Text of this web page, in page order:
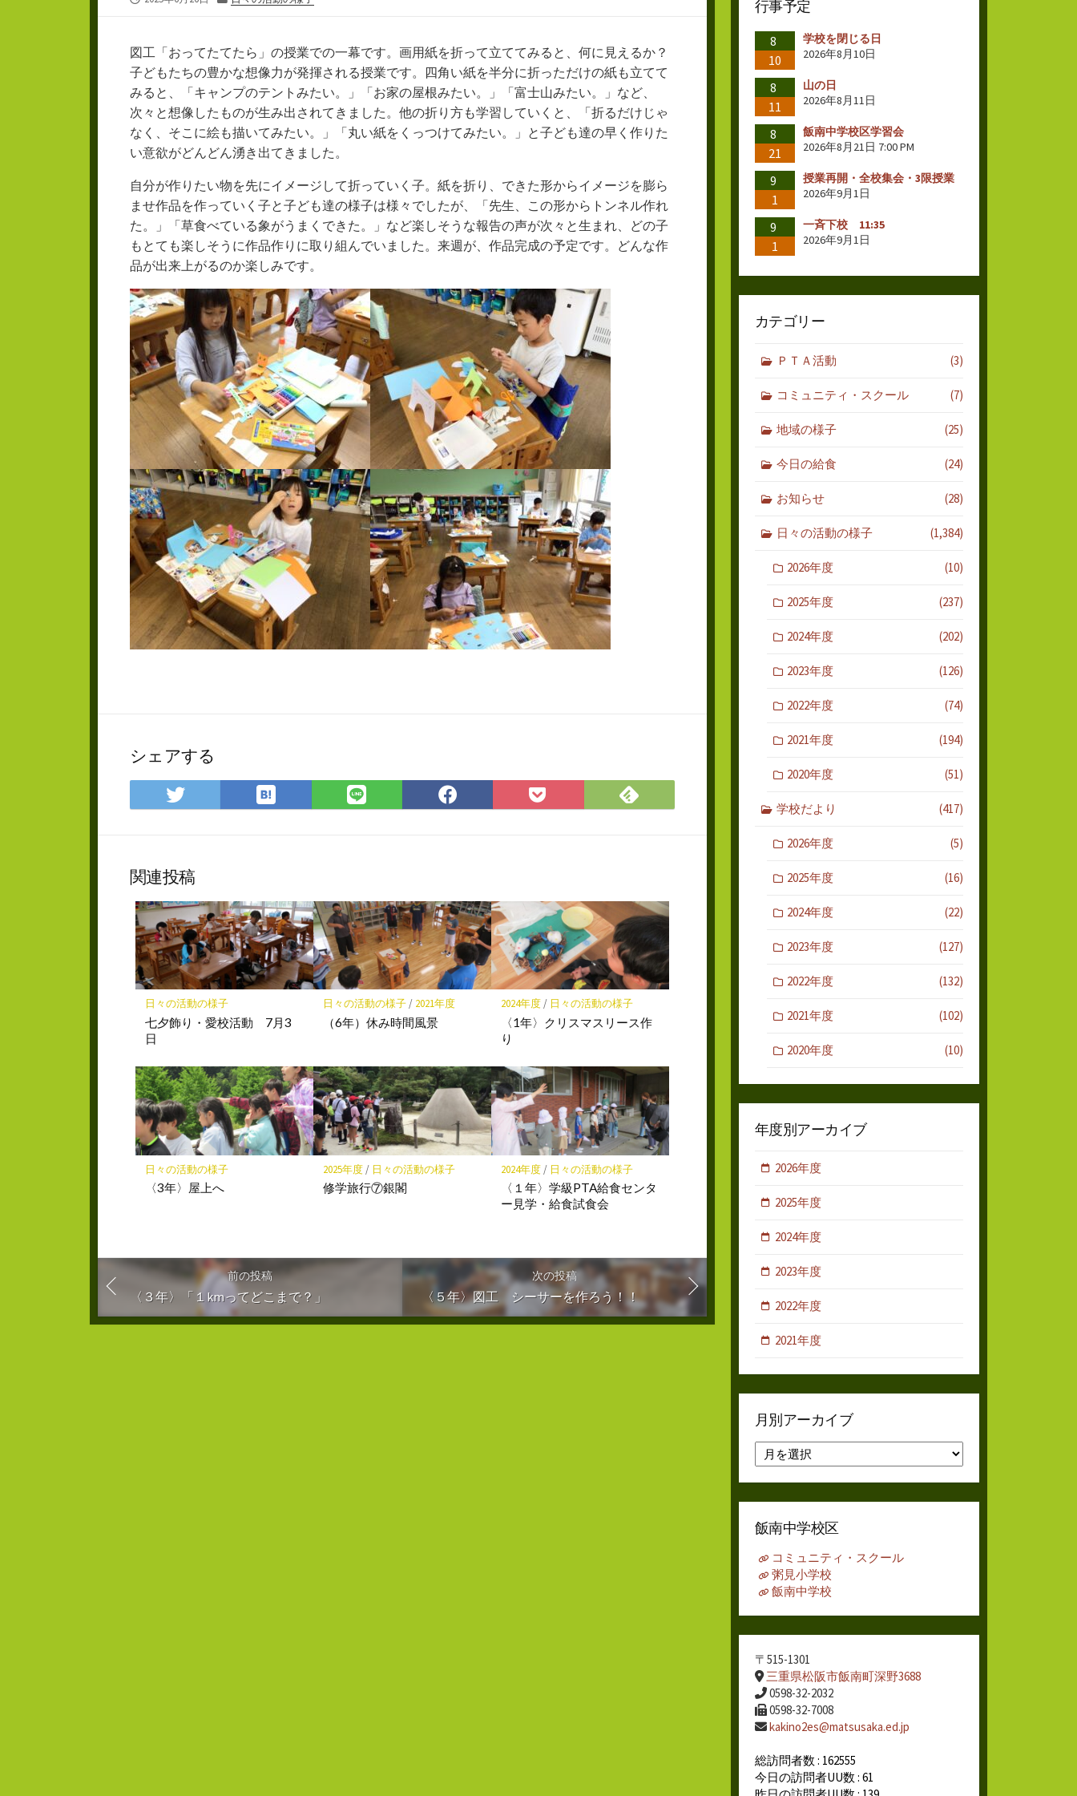
リ
ー
図工「おってたてたら」の授業での一幕です。画用紙を折って立ててみると、何に見えるか？
子どもたちの豊かな想像力が発揮される授業です。四角い紙を半分に折っただけの紙も立てて
みると、「キャンプのテントみたい。」「お家の屋根みたい。」「富士山みたい。」など、
次々と想像したものが生み出されてきました。他の折り方も学習していくと、「折るだけじゃ
なく、そこに絵も描いてみたい。」「丸い紙をくっつけてみたい。」と子ども達の早く作りた
い意欲がどんどん湧き出てきました。
自分が作りたい物を先にイメージして折っていく子。紙を折り、できた形からイメージを膨ら
ませ作品を作っていく子と子ども達の様子は様々でしたが、「先生、この形からトンネル作れ
た。」「草食べている象がうまくできた。」など楽しそうな報告の声が次々と生まれ、どの子
もとても楽しそうに作品作りに取り組んでいました。来週が、作品完成の予定です。どんな作
品が出来上がるのか楽しみです。
シェアする
Twitter
で
ア
は
て
マ
ー
ク
に
保
LINE
で
Facebook
で
Pocket
に
Feedly
で
関連投稿
日々の活動の様子
七夕飾り・愛校活動 7月3
日
日々の活動の様子/ 2021年度
（6年）休み時間風景
2024年度/ 日々の活動の様子
〈1年〉クリスマスリース作
り
日々の活動の様子
〈3年〉屋上へ
2025年度/ 日々の活動の様子
修学旅行⑦銀閣
2024年度/ 日々の活動の様子
〈１年〉学級PTA給食センタ
ー見学・給食試食会
前の投稿
〈３年〉「１kmってどこまで？」
次の投稿
〈５年〉図工 シーサーを作ろう！！
行事予定
8
10
学校を閉じる日
2026年8月10日
8
11
山の日
2026年8月11日
8
21
飯南中学校区学習会
2026年8月21日 7:00 PM
9
1
授業再開・全校集会・3限授業
2026年9月1日
9
1
一斉下校 11:35
2026年9月1日
カテゴリー
ＰＴＡ活動 (3)
コミュニティ・スクール (7)
地域の様子 (25)
今日の給食 (24)
お知らせ (28)
日々の活動の様子 (1,384)
2026年度 (10)
2025年度 (237)
2024年度 (202)
2023年度 (126)
2022年度 (74)
2021年度 (194)
2020年度 (51)
学校だより (417)
2026年度 (5)
2025年度 (16)
2024年度 (22)
2023年度 (127)
2022年度 (132)
2021年度 (102)
2020年度 (10)
年度別アーカイブ
2026年度
2025年度
2024年度
2023年度
2022年度
2021年度
月別アーカイブ
別
ア
ー
イ
飯南中学校区
コミュニティ・スクール
粥見小学校
飯南中学校
〒515-1301
三重県松阪市飯南町深野3688
0598-32-2032
0598-32-7008
kakino2es@matsusaka.ed.jp
総訪問者数 : 162555
今日の訪問者UU数 : 61